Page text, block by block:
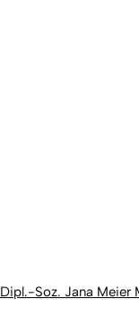
Dipl.-Soz. Jana Meier